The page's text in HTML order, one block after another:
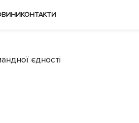
КОНТАКТИ
єдності